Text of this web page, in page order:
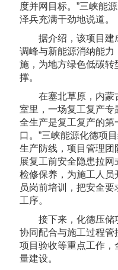
度并网目标。”三峡能
泽兵充满干劲地说道。
据介绍，该项目建
调峰与新能源消纳能力
施，为地方绿色低碳转
撑。
在塞北草原，内蒙
室里，一场复工复产专
全生产是复工复产的第
口。”三峡能源化德项
生产防线，项目管理
展复工前安全隐患拉
检修保养，为施工人员
员岗前培训，把安全
工序。
接下来，化德压储
协同配合与施工过程
项目验收等重点工作
量建设。